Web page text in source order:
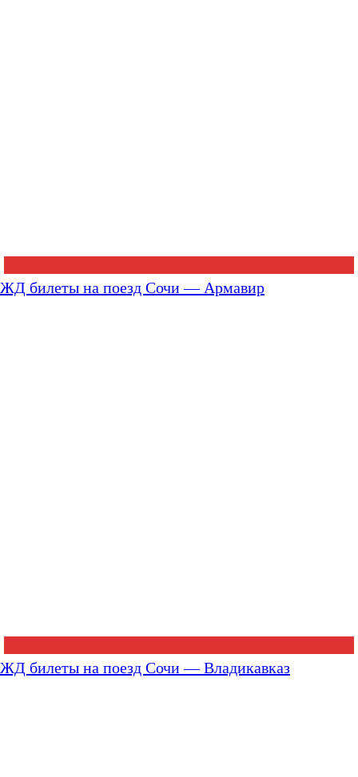
ЖД билеты на поезд Сочи — Армавир
ЖД билеты на поезд Сочи — Владикавказ